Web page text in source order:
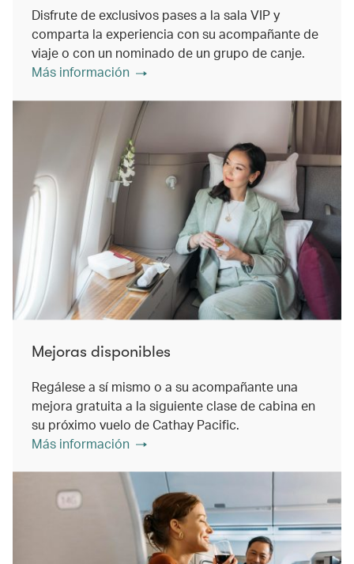
Disfrute de exclusivos pases a la sala VIP y
comparta la experiencia con su acompañante de
viaje o con un nominado de un grupo de canje.
Más información
Mejoras disponibles
Regálese a sí mismo o a su acompañante una
mejora gratuita a la siguiente clase de cabina en
su próximo vuelo de Cathay Pacific.
Más información